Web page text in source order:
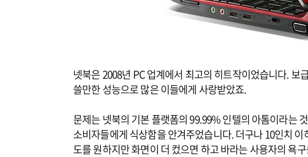
넷북은 2008년 PC 업계에서 최고의 히트작이었습니다.
쓸만한 성능으로 많은 이들에게 사랑받았죠.
문제는 넷북의 기본 플랫폼의 99.99% 인텔의 아톰이라는
소비자들에게 식상함을 안겨주었습니다. 더구나 10인치
도를 원하지만 화면이 더 컸으면 하고 바라는 사용자의 욕